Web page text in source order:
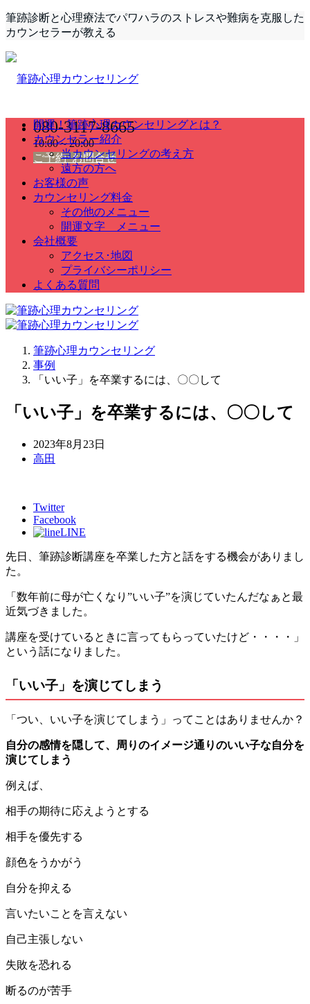
筆跡診断と心理療法でパワハラのストレスや難病を克服した
カウンセラーが教える
080-3117-8665
10:00～20:00
ご予約･お問合せ
開運！筆跡心理カウンセリングとは？
カウンセラー紹介
当カウンセリングの考え方
遠方の方へ
お客様の声
カウンセリング料金
その他のメニュー
開運文字 メニュー
会社概要
アクセス･地図
プライバシーポリシー
よくある質問
筆跡心理カウンセリング
事例
「いい子」を卒業するには、〇〇して
「いい子」を卒業するには、〇〇して
2023年8月23日
高田
Twitter
Facebook
LINE
先日、筆跡診断講座を卒業した方と話をする機会がありまし
た。
「数年前に母が亡くなり”いい子”を演じていたんだなぁと最
近気づきました。
講座を受けているときに言ってもらっていたけど・・・・」
という話になりました。
「いい子」を演じてしまう
「つい、いい子を演じてしまう」ってことはありませんか？
自分の感情を隠して、周りのイメージ通りのいい子な自分を
演じてしまう
例えば、
相手の期待に応えようとする
相手を優先する
顔色をうかがう
自分を抑える
言いたいことを言えない
自己主張しない
失敗を恐れる
断るのが苦手